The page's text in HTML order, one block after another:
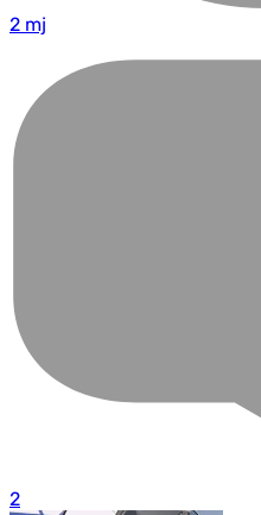
2 mj
2